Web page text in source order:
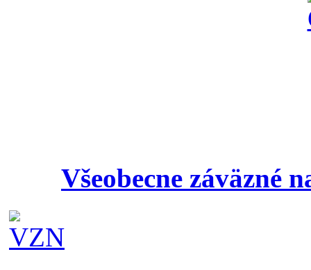
Všeobecne záväzné